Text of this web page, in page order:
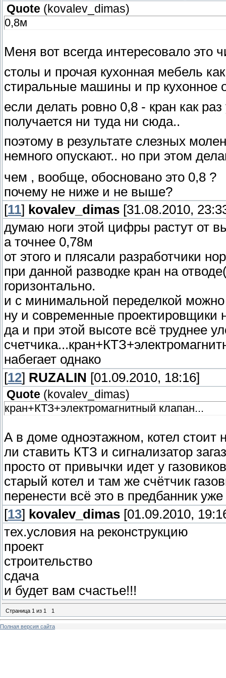
Quote (kovalev_dimas)
0,8м
Меня вот всегда интересовало
столы и прочая кухонная мебель
стиральные машины и пр кухонное
если делать ровно 0,8 - кран как
получается ни туда ни сюда..
поэтому в результате слезных
немного опускают.. но при этом
чем , вообще, обосновано это 0,8 ?
почему не ниже и не выше?
[11] kovalev_dimas [31.08.2010,
думаю ноги этой цифры растут от
а точнее 0,78м
от этого и плясали разработчики
при данной разводке кран на
горизонтально.
и с минимальной переделкой можно
ну и современные проектировщики
да и при этой высоте всё труднее
набегает однако
[12] RUZALIN [01.09.2010, 18:16]
Quote (kovalev_dimas)
кран+КТЗ+электромагнитный клапан...
А в доме одноэтажном, котел стоит
ли ставить КТЗ и сигнализатор
просто от привычки идет у
старый котел и там же счётчик
перенести всё это в предбанник
[13] kovalev_dimas [01.09.2010,
тех.условия на реконструкцию
проект
строительство
сдача
и будет вам счастье!!!
Страница 1 из 1 1
Полная версия сайта